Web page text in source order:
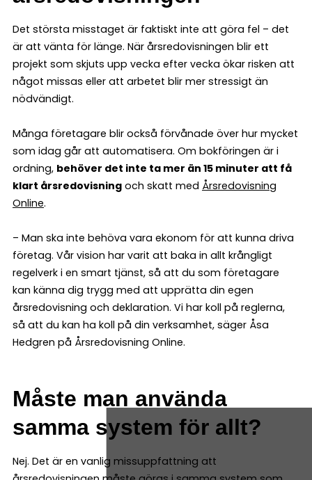
Det största misstaget är faktiskt inte att göra fel – det
är att vänta för länge. När årsredovisningen blir ett
projekt som skjuts upp vecka efter vecka ökar risken att
något missas eller att arbetet blir mer stressigt än
nödvändigt.
Många företagare blir också förvånade över hur mycket
som idag går att automatisera. Om bokföringen är i
ordning, behöver det inte ta mer än 15 minuter att få
klart årsredovisning och skatt med Årsredovisning
Online.
– Man ska inte behöva vara ekonom för att kunna driva
företag. Vår vision har varit att baka in allt krångligt
regelverk i en smart tjänst, så att du som företagare
kan känna dig trygg med att upprätta din egen
årsredovisning och deklaration. Vi har koll på reglerna,
så att du kan ha koll på din verksamhet, säger Åsa
Hedgren på Årsredovisning Online.
Måste man använda
samma system för allt?
Nej. Det är en vanlig missuppfattning att